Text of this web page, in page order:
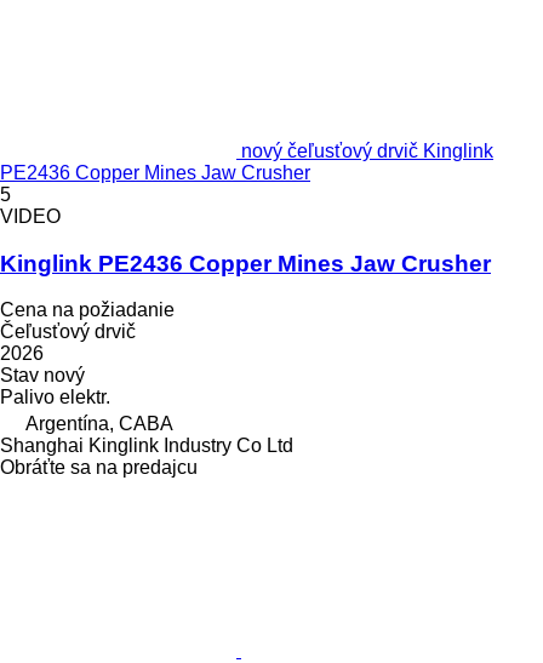
nový čeľusťový drvič Kinglink
PE2436 Copper Mines Jaw Crusher
5
VIDEO
Kinglink PE2436 Copper Mines Jaw Crusher
Cena na požiadanie
Čeľusťový drvič
2026
Stav nový
Palivo elektr.
Argentína, CABA
Shanghai Kinglink Industry Co Ltd
Obráťte sa na predajcu